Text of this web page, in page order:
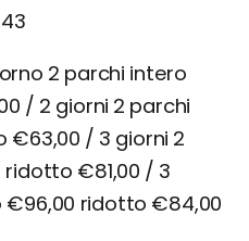
43
2 parchi intero
/ 2 giorni 2 parchi
/ 3 giorni 2
€81,00 / 3
€96,00 ridotto €84,00